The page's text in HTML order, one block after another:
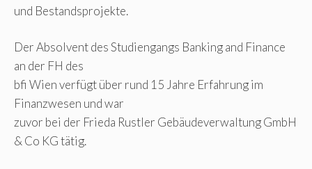
und Bestandsprojekte.
Der Absolvent des Studiengangs Banking and Finance
an der FH des
bfi Wien verfügt über rund 15 Jahre Erfahrung im
Finanzwesen und war
zuvor bei der Frieda Rustler Gebäudeverwaltung GmbH
& Co KG tätig.